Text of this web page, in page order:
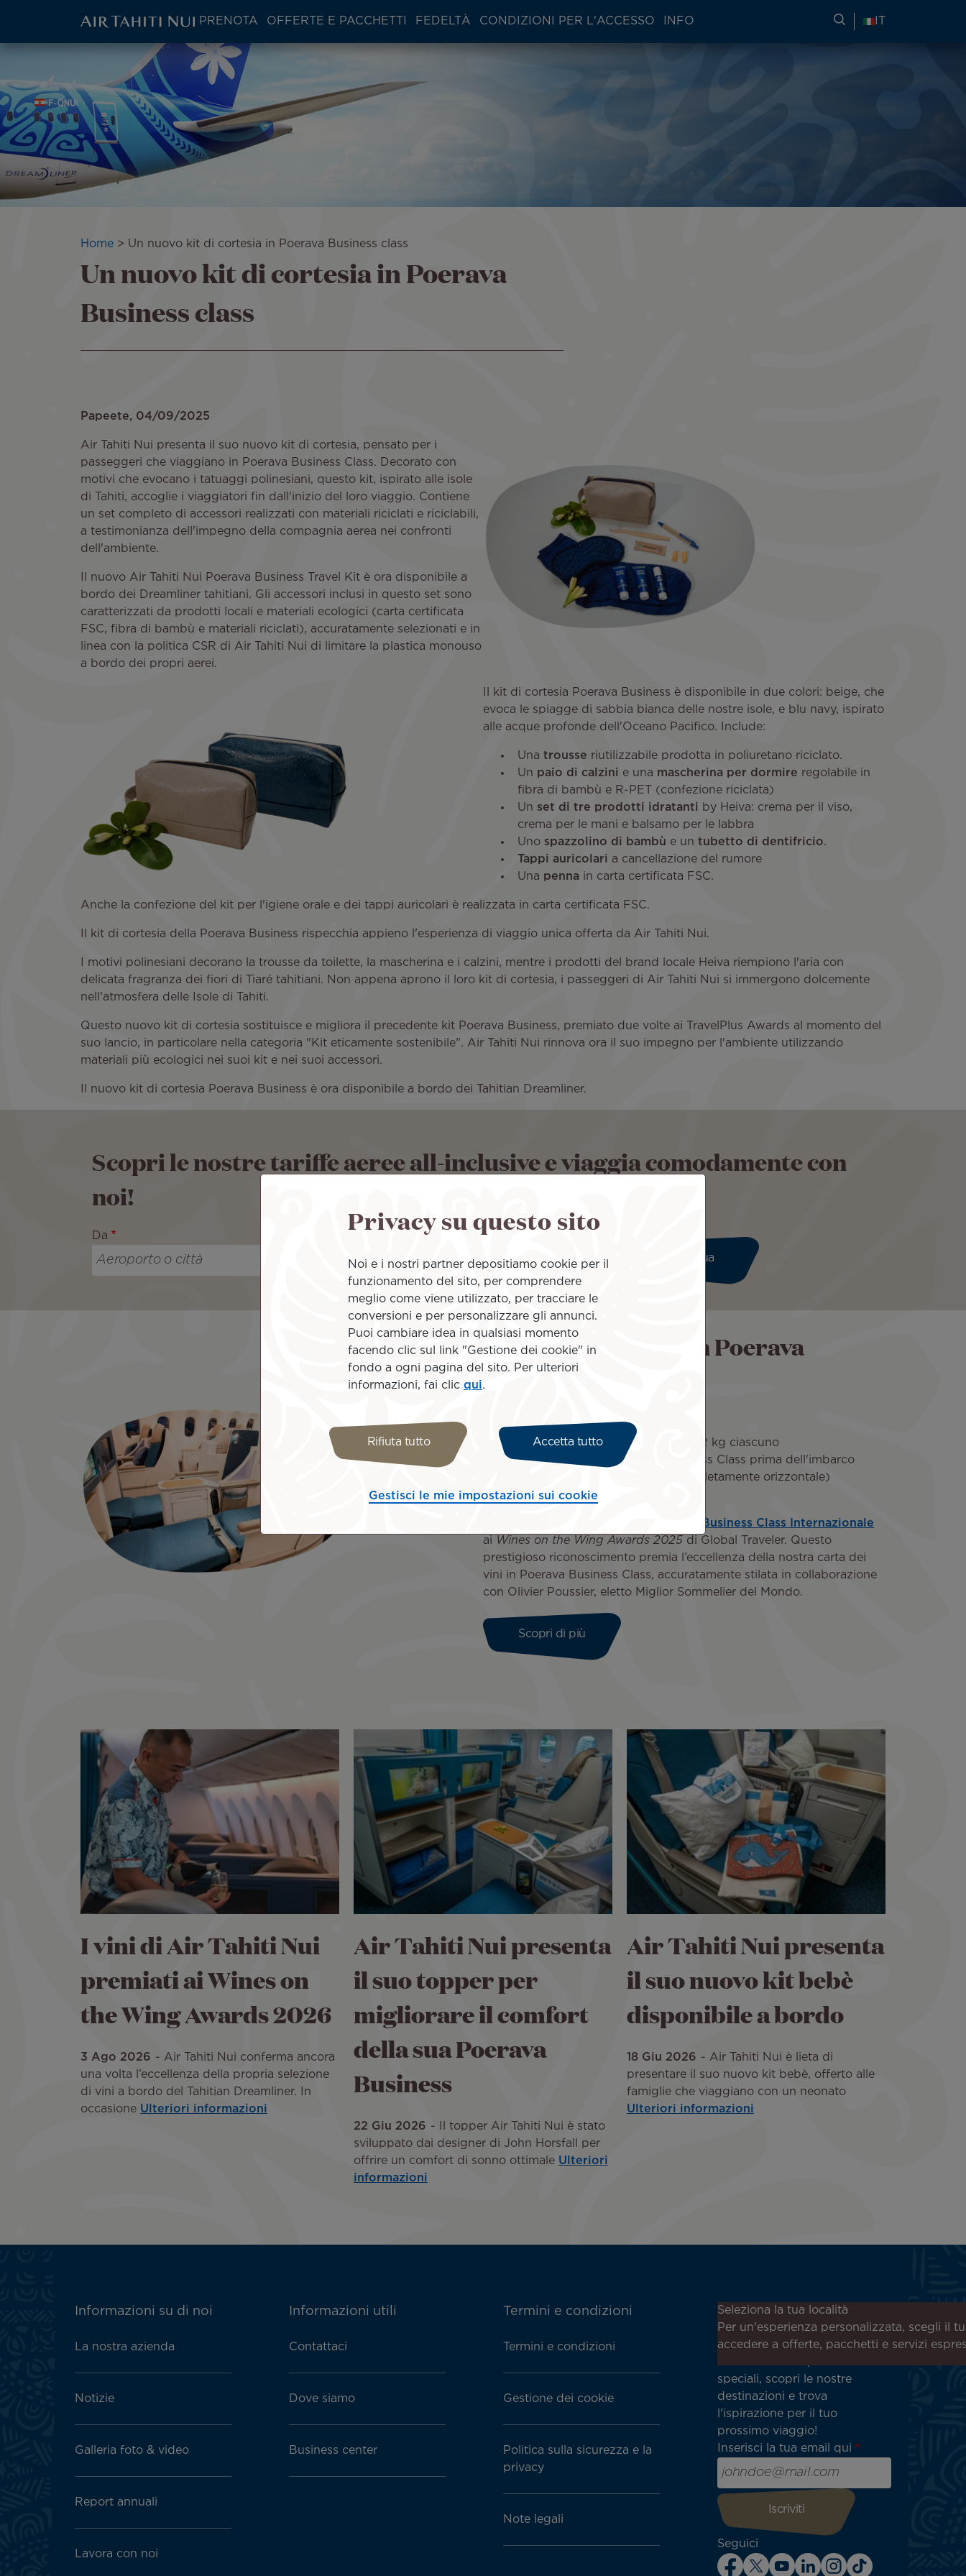
contenuto
principale
Main
menu
block
PRENOTA OFFERTE E PACCHETTI FEDELTÀ CONDIZIONI PER L'ACCESSO INFO RICERCA DI
Briciole
pane
Home Un nuovo kit di cortesia in Poerava Business class
Un nuovo kit di cortesia in Poerava
Business class
Papeete, 04/09/2025
Air Tahiti Nui presenta il suo nuovo kit di cortesia, pensato per i
passeggeri che viaggiano in Poerava Business Class. Decorato con
motivi che evocano i tatuaggi polinesiani, questo kit, ispirato alle isole
di Tahiti, accoglie i viaggiatori fin dall'inizio del loro viaggio. Contiene
un set completo di accessori realizzati con materiali riciclati e riciclabili,
a testimonianza dell'impegno della compagnia aerea nei confronti
dell'ambiente.
Il nuovo Air Tahiti Nui Poerava Business Travel Kit è ora disponibile a
bordo dei Dreamliner tahitiani. Gli accessori inclusi in questo set sono
caratterizzati da prodotti locali e materiali ecologici (carta certificata
FSC, fibra di bambù e materiali riciclati), accuratamente selezionati e in
linea con la politica CSR di Air Tahiti Nui di limitare la plastica monouso
a bordo dei propri aerei.
Il kit di cortesia Poerava Business è disponibile in due colori: beige, che
evoca le spiagge di sabbia bianca delle nostre isole, e blu navy, ispirato
alle acque profonde dell'Oceano Pacifico. Include:
Una trousse riutilizzabile prodotta in poliuretano riciclato.
Un paio di calzini e una mascherina per dormire regolabile in
fibra di bambù e R-PET (confezione riciclata)
Un set di tre prodotti idratanti by Heiva: crema per il viso,
crema per le mani e balsamo per le labbra
Uno spazzolino di bambù e un tubetto di dentifricio.
Tappi auricolari a cancellazione del rumore
Una penna in carta certificata FSC.
Anche la confezione del kit per l'igiene orale e dei tappi auricolari è realizzata in carta certificata FSC.
Il kit di cortesia della Poerava Business rispecchia appieno l'esperienza di viaggio unica offerta da Air Tahiti Nui.
I motivi polinesiani decorano la trousse da toilette, la mascherina e i calzini, mentre i prodotti del brand locale Heiva riempiono l'aria con
delicata fragranza dei fiori di Tiaré tahitiani. Non appena aprono il loro kit di cortesia, i passeggeri di Air Tahiti Nui si immergono dolcemente
nell'atmosfera delle Isole di Tahiti.
Questo nuovo kit di cortesia sostituisce e migliora il precedente kit Poerava Business, premiato due volte ai TravelPlus Awards al momento del
suo lancio, in particolare nella categoria "Kit eticamente sostenibile". Air Tahiti Nui rinnova ora il suo impegno per l'ambiente utilizzando
materiali più ecologici nei suoi kit e nei suoi accessori.
Il nuovo kit di cortesia Poerava Business è ora disponibile a bordo dei Tahitian Dreamliner.
Scopri le nostre tariffe aeree all-inclusive e viaggia comodamente con
noi!
Da
Continua
Goditi l'eccellenza in Poerava
Business Class
Check-in e bagagli prioritari
2 bagagli registrati del peso di 32 kg ciascuno
Accesso alla lounge della Business Class prima dell'imbarco
Poltrona reclinabile a 180° (completamente orizzontale)
Selezione di cibi e vini pregiati
Miglior Business Class Internazionale
ai Wines on the Wing Awards 2025 di Global Traveler. Questo
prestigioso riconoscimento premia l’eccellenza della nostra carta dei
vini in Poerava Business Class, accuratamente stilata in collaborazione
con Olivier Poussier, eletto Miglior Sommelier del Mondo.
Scopri di più
I vini di Air Tahiti Nui
premiati ai Wines on
the Wing Awards 2026
3 Ago 2026
Air Tahiti Nui conferma ancora
una volta l’eccellenza della propria selezione
di vini a bordo del Tahitian Dreamliner. In
occasione Ulteriori informazioni
Air Tahiti Nui presenta
il suo topper per
migliorare il comfort
della sua Poerava
Business
22 Giu 2026
Il topper Air Tahiti Nui è stato
sviluppato dai designer di John Horsfall per
offrire un comfort di sonno ottimale Ulteriori
informazioni
Air Tahiti Nui presenta
il suo nuovo kit bebè
disponibile a bordo
18 Giu 2026
Air Tahiti Nui è lieta di
presentare il suo nuovo kit bebè, offerto alle
famiglie che viaggiano con un neonato
Ulteriori informazioni
ATN:
menu
Informazioni su di noi
La nostra azienda
Notizie
Galleria foto & video
Report annuali
Lavora con noi
Informazioni utili
Contattaci
Dove siamo
Business center
Termini e condizioni
Termini e condizioni
Gestione dei cookie
Politica sulla sicurezza e la
privacy
Note legali
Iscriviti alla nostra newsletter
per ricevere le ultime notizie!
Ricevi per primo tutte le
speciali, scopri le nostre
destinazioni e trova
l'ispirazione per il tuo
prossimo viaggio!
Inserisci la tua email qui
Seguici
Seleziona la tua località
Per un'esperienza personalizzata, scegli il
accedere a offerte, pacchetti e servizi
Privacy su questo sito
Noi e i nostri partner depositiamo cookie per il
funzionamento del sito, per comprendere
meglio come viene utilizzato, per tracciare le
conversioni e per personalizzare gli annunci.
Puoi cambiare idea in qualsiasi momento
facendo clic sul link "Gestione dei cookie" in
fondo a ogni pagina del sito. Per ulteriori
informazioni, fai clic qui.
Rifiuta tutto Accetta tutto
Gestisci le mie impostazioni sui cookie